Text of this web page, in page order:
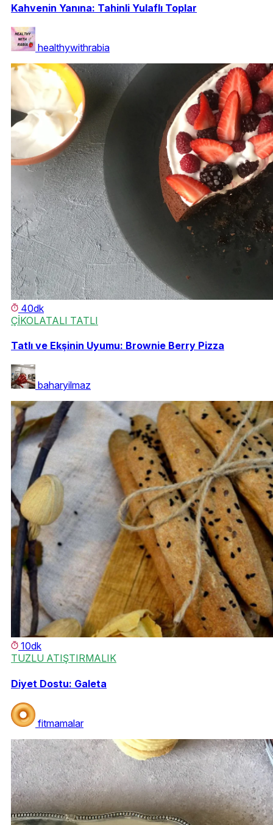
Kahvenin Yanına: Tahinli Yulaflı Toplar
healthywithrabia
40dk
ÇİKOLATALI TATLI
Tatlı ve Ekşinin Uyumu: Brownie Berry Pizza
baharyilmaz
10dk
TUZLU ATIŞTIRMALIK
Diyet Dostu: Galeta
fitmamalar